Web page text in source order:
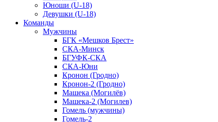
Юноши (U-18)
Девушки (U-18)
Команды
Мужчины
БГК «Мешков Брест»
СКА-Минск
БГУФК-СКА
СКА-Юни
Кронон (Гродно)
Кронон-2 (Гродно)
Машека (Могилёв)
Машека-2 (Могилев)
Гомель (мужчины)
Гомель-2